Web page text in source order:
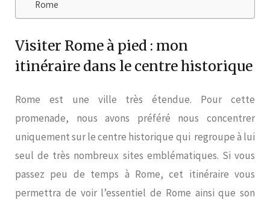
Rome
Visiter Rome à pied : mon
itinéraire dans le centre historique
Rome est une ville très étendue. Pour cette
promenade, nous avons préféré nous concentrer
uniquement sur le centre historique qui regroupe à lui
seul de très nombreux sites emblématiques. Si vous
passez peu de temps à Rome, cet itinéraire vous
permettra de voir l’essentiel de Rome ainsi que son